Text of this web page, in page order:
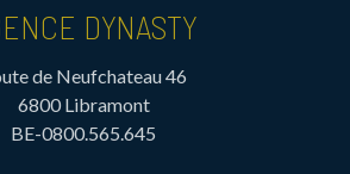
DYNASTY
de Neufchateau 46
6800 Libramont
BE-0800.565.645